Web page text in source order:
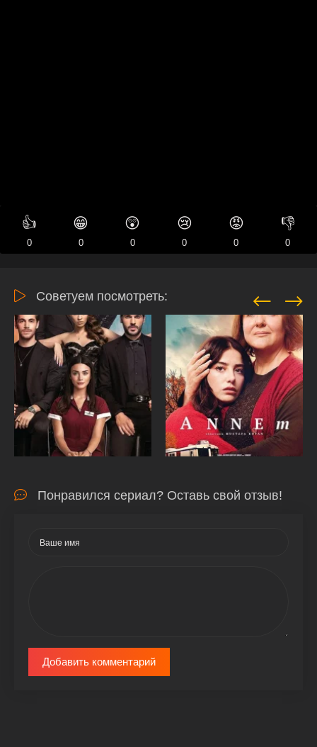
👍
0
😁
0
😲
0
😢
0
😡
0
👎
0
Советуем посмотреть:
Понравился сериал? Оставь свой отзыв!
Добавить комментарий